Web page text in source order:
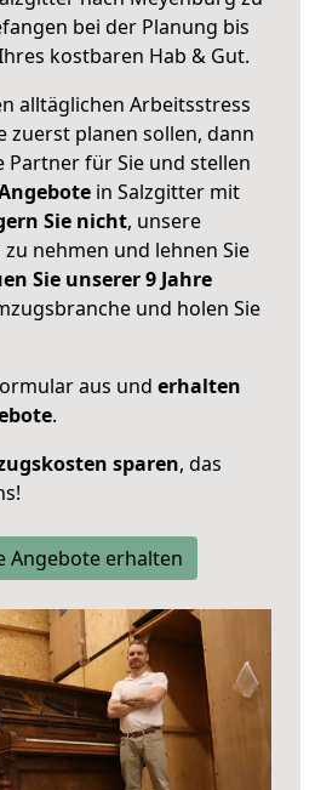
bei der Planung bis
kostbaren Hab & Gut.
alltäglichen Arbeitsstress
zuerst planen sollen, dann
Partner für Sie und stellen
in Salzgitter mit
Sie nicht, unsere
nehmen und lehnen Sie
Sie unserer 9 Jahre
und holen Sie
aus und erhalten
.
sparen, das
Angebote erhalten